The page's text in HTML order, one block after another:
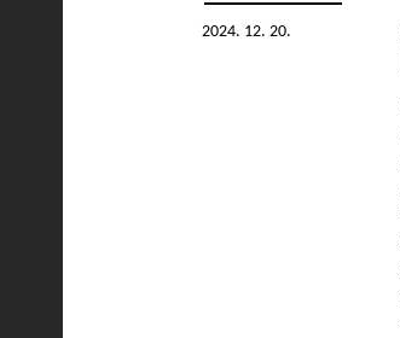
2024. 12. 20.